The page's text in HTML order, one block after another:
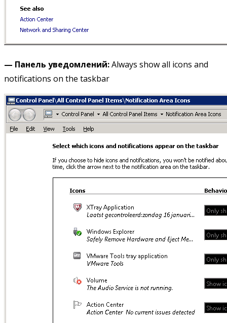
— Панель уведомлений:Always show all icons and
notifications on the taskbar